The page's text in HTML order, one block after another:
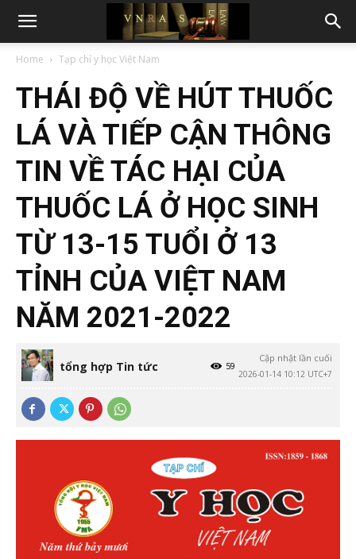
Home Tạp chí y học Việt Nam
THÁI ĐỘ VỀ HÚT THUỐC
LÁ VÀ TIẾP CẬN THÔNG
TIN VỀ TÁC HẠI CỦA
THUỐC LÁ Ở HỌC SINH
TỪ 13-15 TUỔI Ở 13
TỈNH CỦA VIỆT NAM
NĂM 2021-2022
tổng hợp Tin tức
Cập nhật lần cuối
2026-01-14 10:12 UTC+7
59